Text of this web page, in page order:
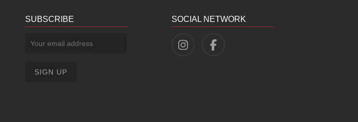
SUBSCRIBE SOCIAL NETWORK